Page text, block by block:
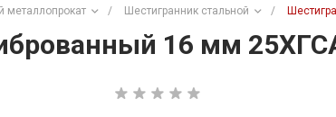
металлопрокат / Шестигранник стальной /
16 мм